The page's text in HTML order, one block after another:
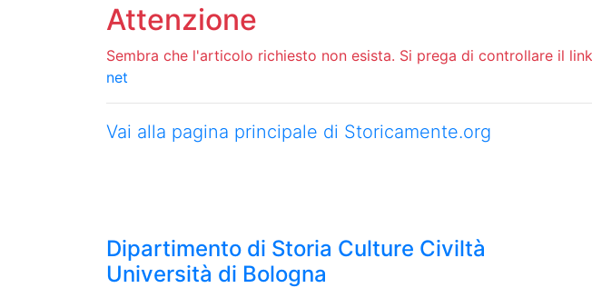
Attenzione
Sembra che l'articolo richiesto non esista. Si prega di controllare il
net
Vai alla pagina principale di Storicamente.org
Dipartimento di Storia Culture Civiltà
Università di Bologna